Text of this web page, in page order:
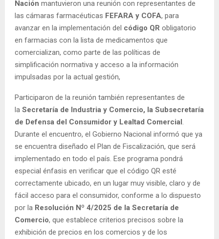
Nación mantuvieron una reunión con representantes de
las cámaras farmacéuticas FEFARA y COFA, para
avanzar en la implementación del código QR obligatorio
en farmacias con la lista de medicamentos que
comercializan, como parte de las políticas de
simplificación normativa y acceso a la información
impulsadas por la actual gestión,
Participaron de la reunión también representantes de
la Secretaría de Industria y Comercio, la Subsecretaría
de Defensa del Consumidor y Lealtad Comercial.
Durante el encuentro, el Gobierno Nacional informó que ya
se encuentra diseñado el Plan de Fiscalización, que será
implementado en todo el país. Ese programa pondrá
especial énfasis en verificar que el código QR esté
correctamente ubicado, en un lugar muy visible, claro y de
fácil acceso para el consumidor, conforme a lo dispuesto
por la Resolución Nº 4/2025 de la Secretaría de
Comercio, que establece criterios precisos sobre la
exhibición de precios en los comercios y de los